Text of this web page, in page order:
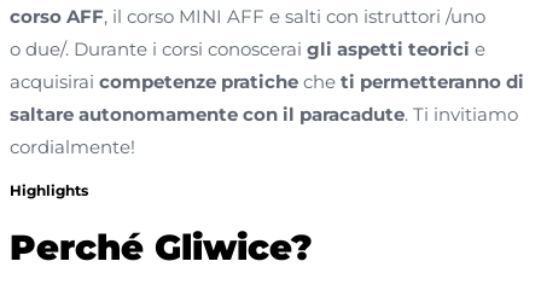
corso AFF, il corso MINI AFF e salti con istruttori /uno
o due/. Durante i corsi conoscerai gli aspetti teorici e
acquisirai competenze pratiche che ti permetteranno di
saltare autonomamente con il paracadute. Ti invitiamo
cordialmente!
Highlights
Perché Gliwice?